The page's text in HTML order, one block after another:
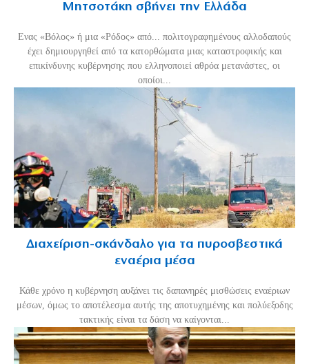
Μητσοτάκη σβήνει την Ελλάδα
Ενας «Βόλος» ή μια «Ρόδος» από... πολιτογραφημένους αλλοδαπούς
έχει δημιουργηθεί από τα κατορθώματα μιας καταστροφικής και
επικίνδυνης κυβέρνησης που ελληνοποιεί αθρόα μετανάστες, οι
οποίοι...
Διαχείριση-σκάνδαλο για τα πυροσβεστικά
εναέρια μέσα
Κάθε χρόνο η κυβέρνηση αυξάνει τις δαπανηρές μισθώσεις εναέριων
μέσων, όμως το αποτέλεσμα αυτής της αποτυχημένης και πολύεξοδης
τακτικής είναι τα δάση να καίγονται...